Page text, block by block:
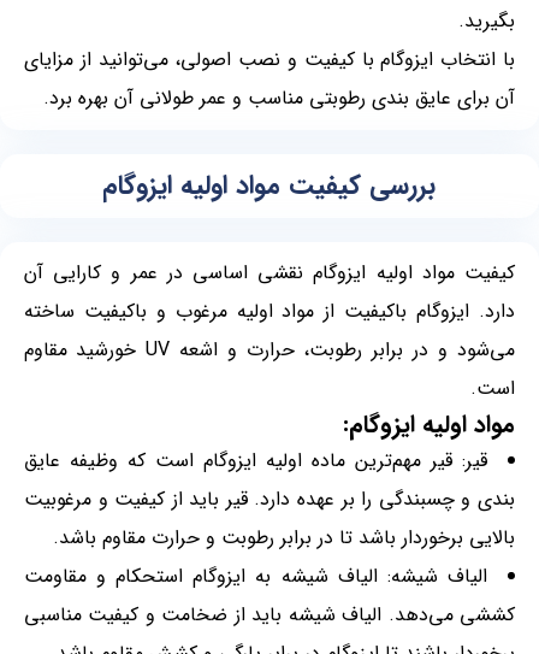
بگیرید.
با انتخاب ایزوگام با کیفیت و نصب اصولی، می‌توانید از مزایای
آن برای عایق بندی رطوبتی مناسب و عمر طولانی آن بهره برد.
بررسی کیفیت مواد اولیه ایزوگام
کیفیت مواد اولیه ایزوگام نقشی اساسی در عمر و کارایی آن
دارد. ایزوگام باکیفیت از مواد اولیه مرغوب و باکیفیت ساخته
می‌شود و در برابر رطوبت، حرارت و اشعه UV خورشید مقاوم
است.
مواد اولیه ایزوگام:
قیر: قیر مهم‌ترین ماده اولیه ایزوگام است که وظیفه عایق
بندی و چسبندگی را بر عهده دارد. قیر باید از کیفیت و مرغوبیت
بالایی برخوردار باشد تا در برابر رطوبت و حرارت مقاوم باشد.
الیاف شیشه: الیاف شیشه به ایزوگام استحکام و مقاومت
کششی می‌دهد. الیاف شیشه باید از ضخامت و کیفیت مناسبی